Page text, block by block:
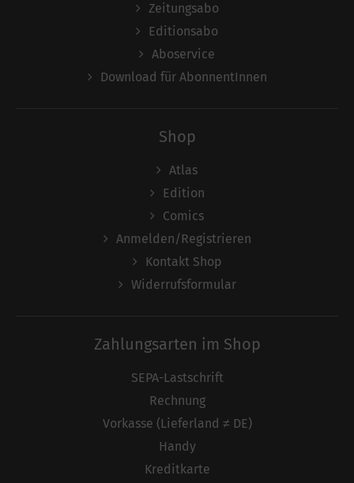
Zeitungsabo
Editionsabo
Aboservice
Download für AbonnentInnen
Shop
Atlas
Edition
Comics
Anmelden/Registrieren
Kontakt Shop
Widerrufsformular
Zahlungsarten im Shop
SEPA-Lastschrift
Rechnung
Vorkasse (Lieferland ≠ DE)
Handy
Kreditkarte